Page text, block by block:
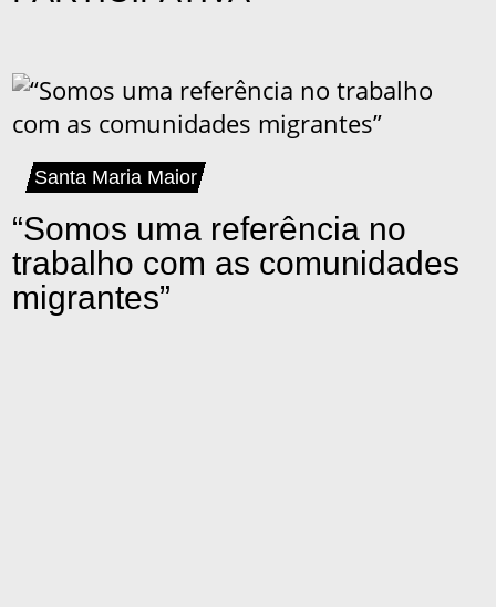
“Somos uma referência no
trabalho com as comunidades
migrantes”
Santa Maria Maior